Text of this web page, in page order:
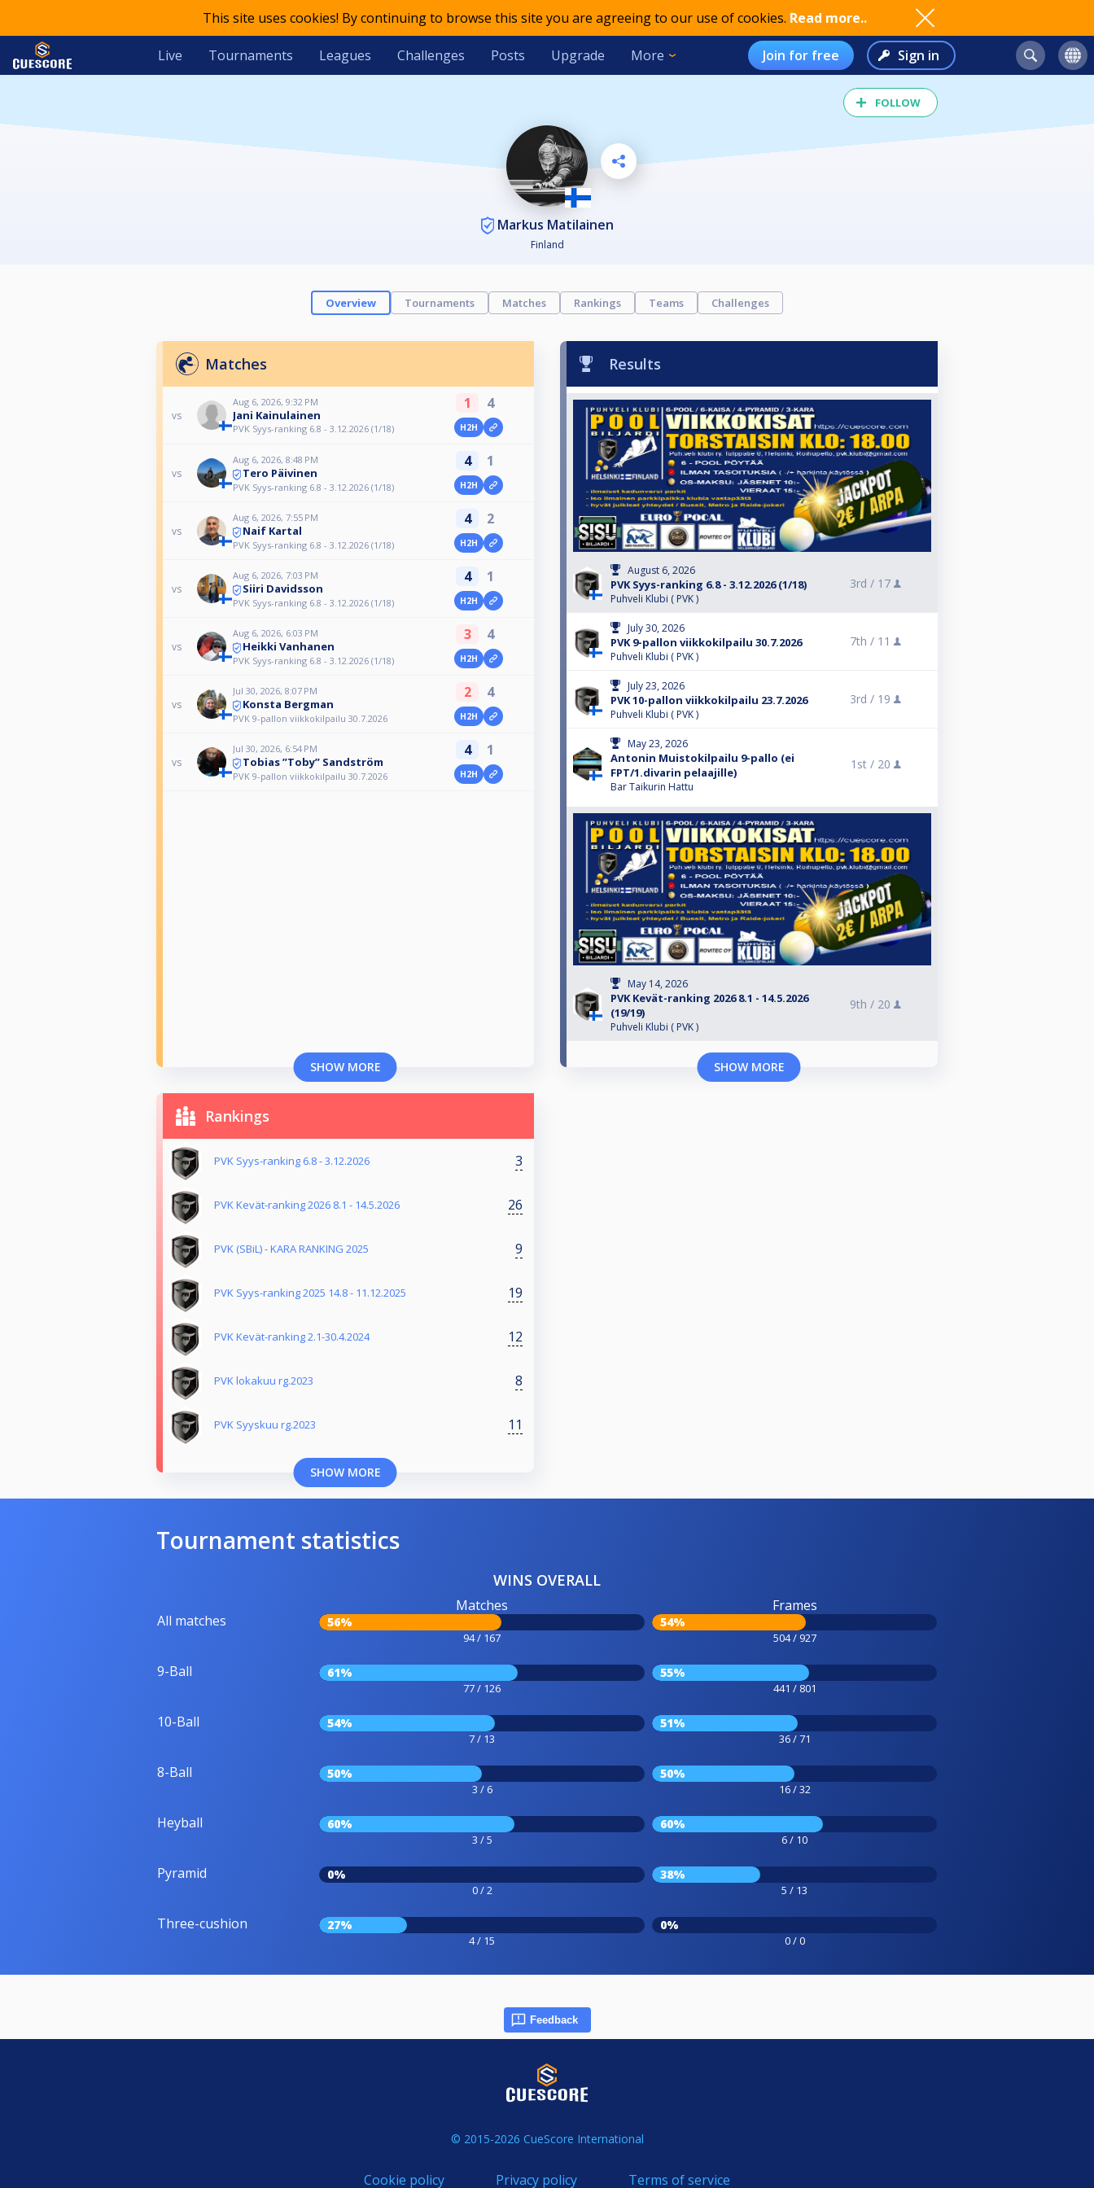
This site uses cookies! By continuing to browse this site you are agreeing to our use of cookies. Read more..
Live Tournaments Leagues Challenges Posts Upgrade More Join for free Sign in
FOLLOW
Markus Matilainen
Finland
Overview Tournaments Matches Rankings Teams Challenges
Matches
vs
Aug 6, 2026, 9:32 PM
Jani Kainulainen
PVK Syys-ranking 6.8 - 3.12.2026 (1/18)
1 4
H2H
vs
Aug 6, 2026, 8:48 PM
Tero Päivinen
PVK Syys-ranking 6.8 - 3.12.2026 (1/18)
4 1
H2H
vs
Aug 6, 2026, 7:55 PM
Naif Kartal
PVK Syys-ranking 6.8 - 3.12.2026 (1/18)
4 2
H2H
vs
Aug 6, 2026, 7:03 PM
Siiri Davidsson
PVK Syys-ranking 6.8 - 3.12.2026 (1/18)
4 1
H2H
vs
Aug 6, 2026, 6:03 PM
Heikki Vanhanen
PVK Syys-ranking 6.8 - 3.12.2026 (1/18)
3 4
H2H
vs
Jul 30, 2026, 8:07 PM
Konsta Bergman
PVK 9-pallon viikkokilpailu 30.7.2026
2 4
H2H
vs
Jul 30, 2026, 6:54 PM
Tobias ”Toby” Sandström
PVK 9-pallon viikkokilpailu 30.7.2026
4 1
H2H
SHOW MORE
Results
August 6, 2026
PVK Syys-ranking 6.8 - 3.12.2026 (1/18)
Puhveli Klubi ( PVK )
3rd / 17
July 30, 2026
PVK 9-pallon viikkokilpailu 30.7.2026
Puhveli Klubi ( PVK )
7th / 11
July 23, 2026
PVK 10-pallon viikkokilpailu 23.7.2026
Puhveli Klubi ( PVK )
3rd / 19
May 23, 2026
Antonin Muistokilpailu 9-pallo (ei
FPT/1.divarin pelaajille)
Bar Taikurin Hattu
1st / 20
May 14, 2026
PVK Kevät-ranking 2026 8.1 - 14.5.2026
(19/19)
Puhveli Klubi ( PVK )
9th / 20
SHOW MORE
Rankings
PVK Syys-ranking 6.8 - 3.12.2026 3
PVK Kevät-ranking 2026 8.1 - 14.5.2026 26
PVK (SBiL) - KARA RANKING 2025 9
PVK Syys-ranking 2025 14.8 - 11.12.2025 19
PVK Kevät-ranking 2.1-30.4.2024 12
PVK lokakuu rg.2023 8
PVK Syyskuu rg.2023 11
SHOW MORE
Tournament statistics
WINS OVERALL
All matches
Matches
56%
94 / 167
Frames
54%
504 / 927
9-Ball 61%
77 / 126
55%
441 / 801
10-Ball 54%
7 / 13
51%
36 / 71
8-Ball 50%
3 / 6
50%
16 / 32
Heyball 60%
3 / 5
60%
6 / 10
Pyramid 0%
0 / 2
38%
5 / 13
Three-cushion 27%
4 / 15
0%
0 / 0
Feedback
© 2015-2026 CueScore International
Cookie policy Privacy policy Terms of service